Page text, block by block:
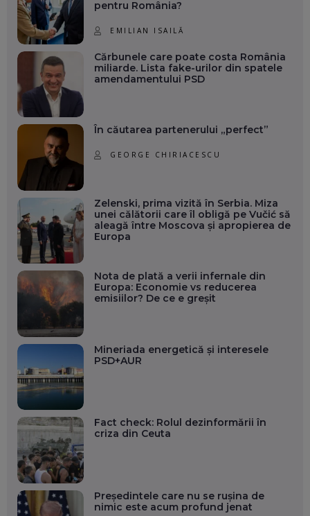
pentru România?
EMILIAN ISAILĂ
Cărbunele care poate costa România
miliarde. Lista fake-urilor din spatele
amendamentului PSD
În căutarea partenerului „perfect”
GEORGE CHIRIACESCU
Zelenski, prima vizită în Serbia. Miza
unei călătorii care îl obligă pe Vučić să
aleagă între Moscova și apropierea de
Europa
Nota de plată a verii infernale din
Europa: Economie vs reducerea
emisiilor? De ce e greșit
Mineriada energetică și interesele
PSD+AUR
Fact check: Rolul dezinformării în
criza din Ceuta
Președintele care nu se rușina de
nimic este acum profund jenat